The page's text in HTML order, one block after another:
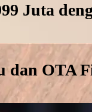
Juta
OTA